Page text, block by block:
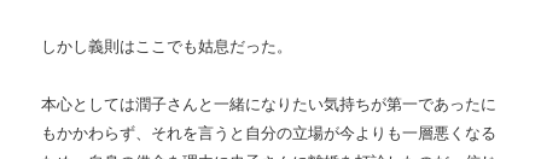
しかし義則はここでも姑息だった。
本心としては潤子さんと一緒になりたい気持ちが第一であったに
もかかわらず、それを言うと自分の立場が今よりも一層悪くなる